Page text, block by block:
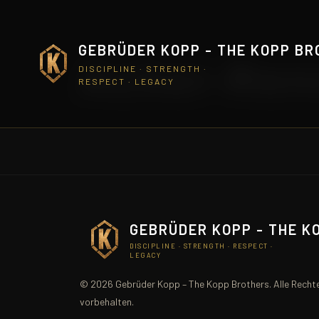
GEBRÜDER KOPP - THE KOPP
DISCIPLINE · STRENGTH ·
RESPECT · LEGACY
Acher-
GEBRÜDER KOPP - THE
DISCIPLINE · STRENGTH · RESPECT ·
LEGACY
© 2026 Gebrüder Kopp – The Kopp Brothers. Alle
vorbehalten.